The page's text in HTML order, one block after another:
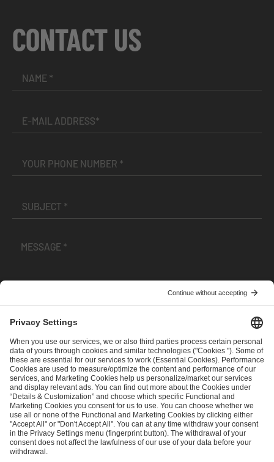
CONTACT US
andPrivacy Policy
SEND MESSAGE